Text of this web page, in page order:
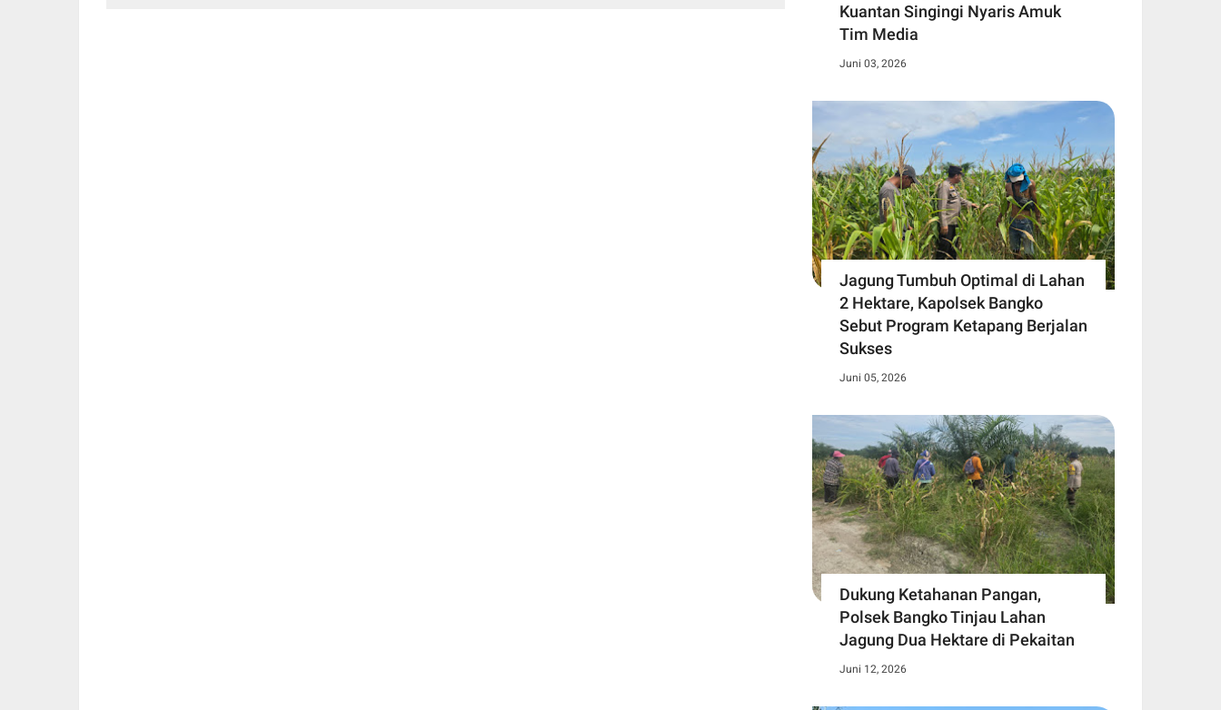
Kuantan Singingi Nyaris Amuk
Tim Media
Juni 03, 2026
Jagung Tumbuh Optimal di Lahan
2 Hektare, Kapolsek Bangko
Sebut Program Ketapang Berjalan
Sukses
Juni 05, 2026
Dukung Ketahanan Pangan,
Polsek Bangko Tinjau Lahan
Jagung Dua Hektare di Pekaitan
Juni 12, 2026